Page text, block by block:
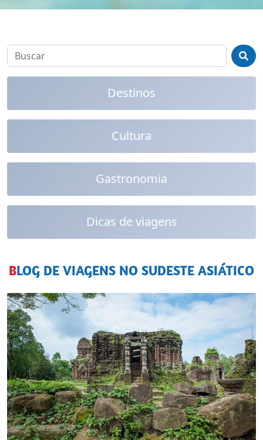
Destinos
Cultura
Gastronomia
Dicas de viagens
BLOG DE VIAGENS NO SUDESTE ASIÁTICO